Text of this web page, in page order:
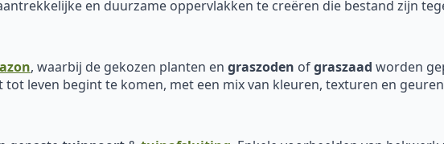
en duurzame oppervlakken te creëren die bestand zijn
, waarbij de gekozen planten en graszoden ofgraszaad worden
leven begint te komen, met een mix van kleuren, texturen en